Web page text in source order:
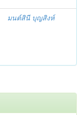
มนต์สินี บุญสิงห์